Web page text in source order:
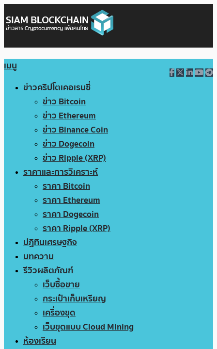
เมนู
ข่าวคริปโตเคอเรนซี่
ข่าว Bitcoin
ข่าว Ethereum
ข่าว Binance Coin
ข่าว Dogecoin
ข่าว Ripple (XRP)
ราคาและการวิเคราะห์
ราคา Bitcoin
ราคา Ethereum
ราคา Dogecoin
ราคา Ripple (XRP)
ปฏิทินเศรษฐกิจ
บทความ
รีวิวผลิตภัณฑ์
เว็บซื้อขาย
กระเป๋าเก็บเหรียญ
เครื่องขุด
เว็บขุดแบบ Cloud Mining
ห้องเรียน